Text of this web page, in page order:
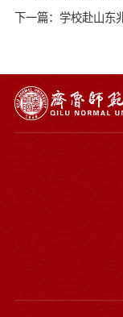
下一篇：学校赴山